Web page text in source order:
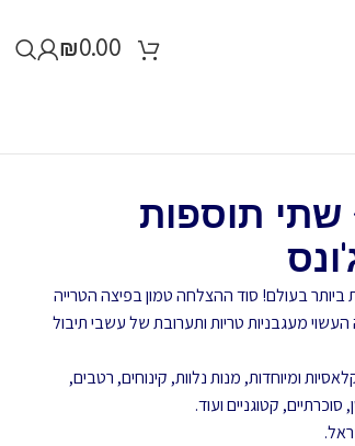
₪0.00
שתי תוספות
בעולם! סוד ההצלחה טמון בפיצה הטרייה
מעגבניות טריות ותערובת של עשבי תיבול
ומיוחדות, מנות נלוות, קינוחים, רטבים,
קטוגניים ועוד.